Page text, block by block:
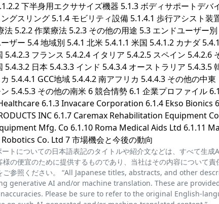
下半身用エクササイズ機器 5.1.3 ボディサポートデバ
グスリング 5.1.4 モビリティ設備 5.1.4.1 歩行アシスト装
法 5.2.2 作業療法 5.2.3 その他の用途 5.3 エンドユーザー
ザー 5.4 地域別 5.4.1 北米 5.4.1.1 米国 5.4.1.2 カナダ
5.4.2.3 フランス 5.4.2.4 イタリア 5.4.2.5 スペイン 5.4.2.6
5.4.3.2 日本 5.4.3.3 インド 5.4.3.4 オーストラリア 5.4.3.5
5.4.4.1 GCC地域 5.4.4.2 南アフリカ 5.4.4.3 その他の中
5.4.5.3 その他の南米 6 競合情勢 6.1 企業プロファイル
6.1.3 Invacare Corporation 6.1.4 Ekso Bionics
INC 6.1.7 Caremax Rehabilitation Equipment
Mfg. Co 6.1.10 Roma Medical Aids Ltd 6.1.11
Robotics Co. Ltd 7 市場機会と今後の動向
トについての日本語表記のタイトルや紹介文などは、すべて生成
様の便宜のために提供するものであり、当社はその内容について
ご参照ください。 “All Japanese titles, abstracts, and other
generative AI and/or machine translation. These are
Please be sure to refer to the original English-